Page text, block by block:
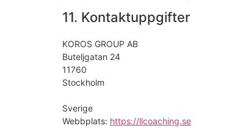
11. Kontaktuppgifter
KOROS GROUP AB
Buteljgatan 24
11760
Stockholm
Sverige
Webbplats: https://llcoaching.se